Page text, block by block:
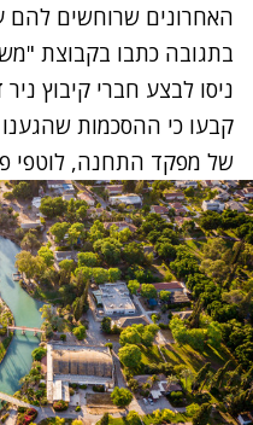
האחרונים שרוחשים להם
בתגובה כתבו בקבוצת
ניסו לבצע חברי קיבוץ
קבעו כי ההסכמות
של מפקד התחנה, לוטפי